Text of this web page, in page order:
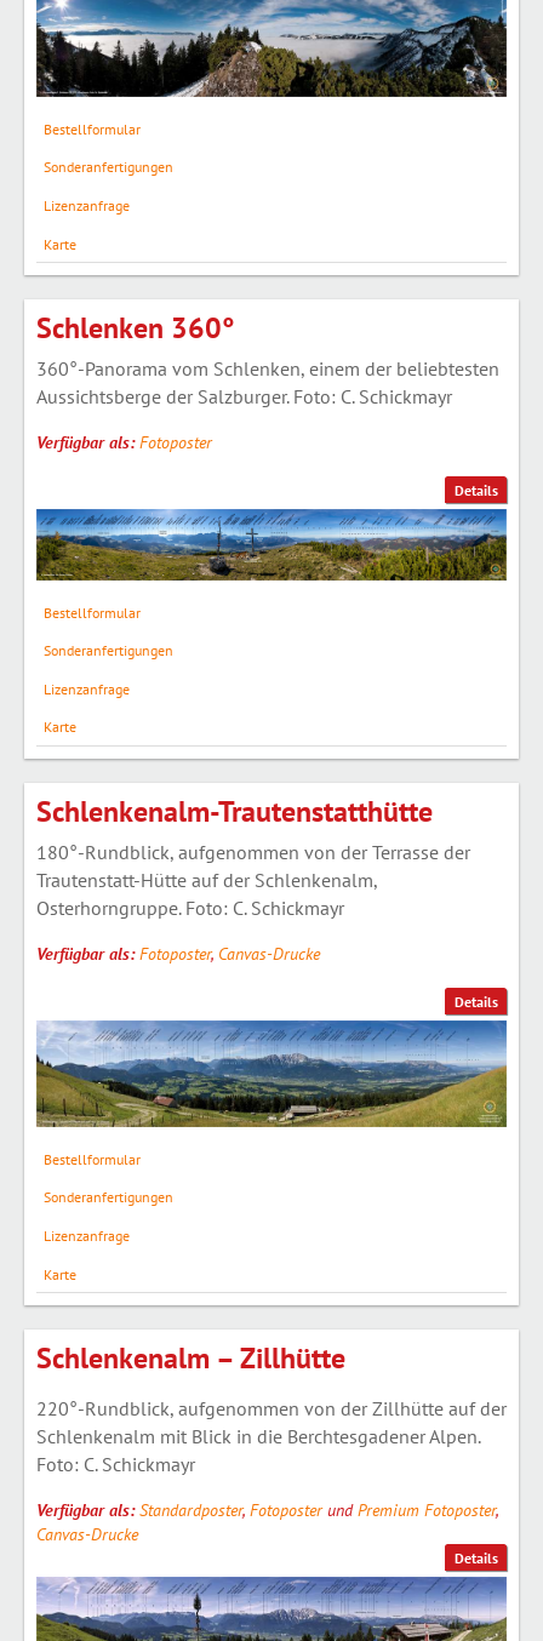
Bestellformular
Sonderanfertigungen
Lizenzanfrage
Karte
Details
Schlenken 360°
360°-Panorama vom Schlenken, einem der beliebtesten
Aussichtsberge der Salzburger. Foto: C. Schickmayr
Verfügbar als:Fotoposter
Bestellformular
Sonderanfertigungen
Lizenzanfrage
Karte
Details
Schlenkenalm-Trautenstatthütte
180°-Rundblick, aufgenommen von der Terrasse der
Trautenstatt-Hütte auf der Schlenkenalm,
Osterhorngruppe. Foto: C. Schickmayr
Verfügbar als:Fotoposter, Canvas-Drucke
Bestellformular
Sonderanfertigungen
Lizenzanfrage
Karte
Details
Schlenkenalm – Zillhütte
220°-Rundblick, aufgenommen von der Zillhütte auf der
Schlenkenalm mit Blick in die Berchtesgadener Alpen.
Foto: C. Schickmayr
Verfügbar als:Standardposter, FotoposterundPremium Fotoposter,
Canvas-Drucke